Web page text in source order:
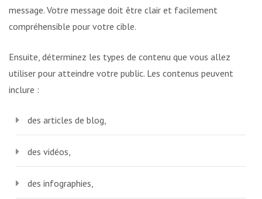
message. Votre message doit être clair et facilement
compréhensible pour votre cible.
Ensuite, déterminez les types de contenu que vous allez
utiliser pour atteindre votre public. Les contenus peuvent
inclure :
des articles de blog,
des vidéos,
des infographies,